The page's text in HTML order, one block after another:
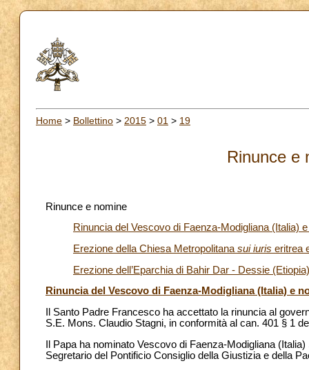
Home > Bollettino > 2015 > 01 > 19
Rinunce e
Rinunce e nomine
Rinuncia del Vescovo di Faenza-Modigliana (Italia)
Erezione della Chiesa Metropolitana sui iuris eritrea
Erezione dell’Eparchia di Bahir Dar - Dessie
Rinuncia del Vescovo di Faenza-Modigliana (Italia) e
Il Santo Padre Francesco ha accettato la rinuncia al
S.E. Mons. Claudio Stagni, in conformità al can. 401 § 1
Il Papa ha nominato Vescovo di Faenza-Modigliana
Segretario del Pontificio Consiglio della Giustizia e della